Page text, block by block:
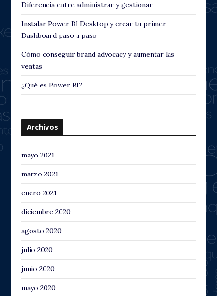
Diferencia entre administrar y gestionar
Instalar Power BI Desktop y crear tu primer
Dashboard paso a paso
Cómo conseguir brand advocacy y aumentar las
ventas
¿Qué es Power BI?
Archivos
mayo 2021
marzo 2021
enero 2021
diciembre 2020
agosto 2020
julio 2020
junio 2020
mayo 2020